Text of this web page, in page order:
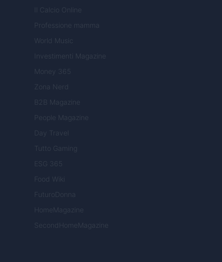
Il Calcio Online
Professione mamma
World Music
Investimenti Magazine
Money 365
Zona Nerd
B2B Magazine
People Magazine
Day Travel
Tutto Gaming
ESG 365
Food Wiki
FuturoDonna
HomeMagazine
SecondHomeMagazine